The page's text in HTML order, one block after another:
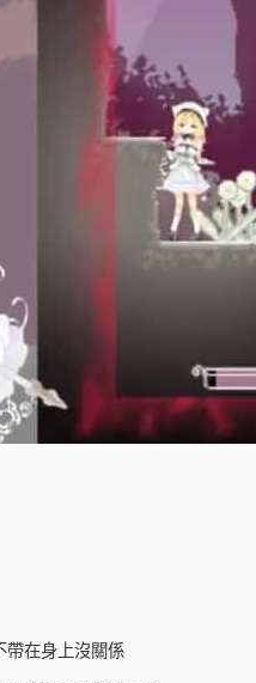
帶在身上沒關係